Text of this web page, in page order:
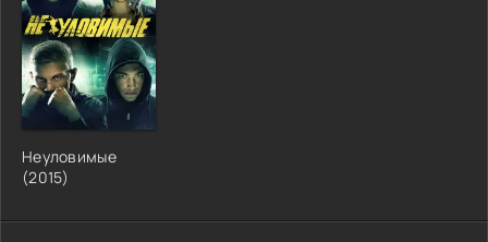
Неуловимые
(2015)